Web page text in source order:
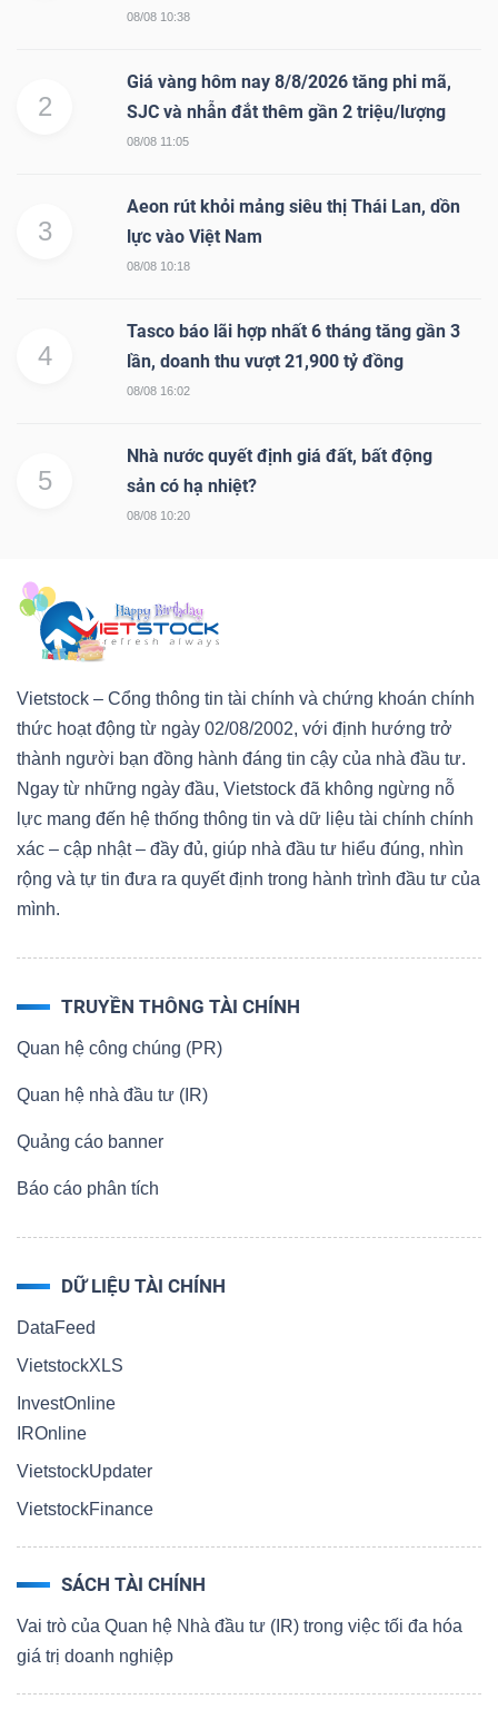
08/08 10:38
2
Giá vàng hôm nay 8/8/2026 tăng phi mã,
SJC và nhẫn đắt thêm gần 2 triệu/lượng
08/08 11:05
3
Aeon rút khỏi mảng siêu thị Thái Lan, dồn
lực vào Việt Nam
08/08 10:18
4
Tasco báo lãi hợp nhất 6 tháng tăng gần 3
lần, doanh thu vượt 21,900 tỷ đồng
08/08 16:02
5
Nhà nước quyết định giá đất, bất động
sản có hạ nhiệt?
08/08 10:20
Vietstock – Cổng thông tin tài chính và chứng khoán chính
thức hoạt động từ ngày 02/08/2002, với định hướng trở
thành người bạn đồng hành đáng tin cậy của nhà đầu tư.
Ngay từ những ngày đầu, Vietstock đã không ngừng nỗ
lực mang đến hệ thống thông tin và dữ liệu tài chính chính
xác – cập nhật – đầy đủ, giúp nhà đầu tư hiểu đúng, nhìn
rộng và tự tin đưa ra quyết định trong hành trình đầu tư của
mình.
TRUYỀN THÔNG TÀI CHÍNH
Quan hệ công chúng (PR)
Quan hệ nhà đầu tư (IR)
Quảng cáo banner
Báo cáo phân tích
DỮ LIỆU TÀI CHÍNH
DataFeed
VietstockXLS
InvestOnline
IROnline
VietstockUpdater
VietstockFinance
SÁCH TÀI CHÍNH
Vai trò của Quan hệ Nhà đầu tư (IR) trong việc tối đa hóa
giá trị doanh nghiệp